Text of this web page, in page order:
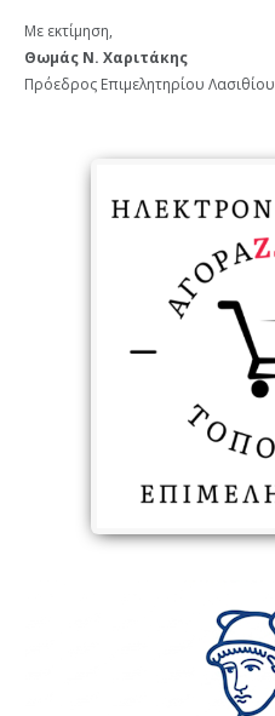
Με εκτίμηση,
Θωμάς Ν. Χαριτάκης
Πρόεδρος Επιμελητηρίου Λασιθίου